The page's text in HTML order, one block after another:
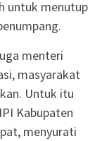
untuk menutup
menteri
masyarakat
Untuk itu
Kabupaten
menyurati